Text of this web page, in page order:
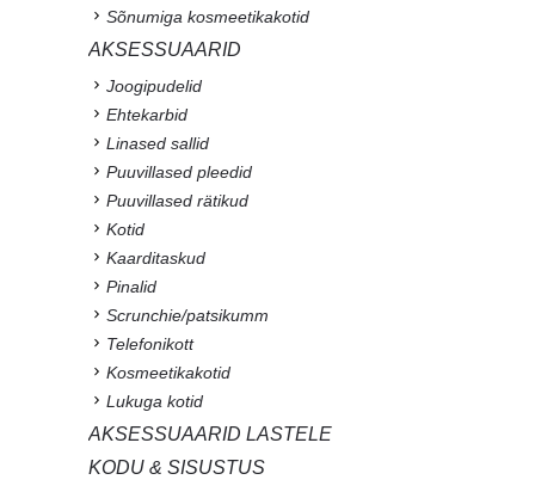
Sõnumiga kosmeetikakotid
AKSESSUAARID
Joogipudelid
Ehtekarbid
Linased sallid
Puuvillased pleedid
Puuvillased rätikud
Kotid
Kaarditaskud
Pinalid
Scrunchie/patsikumm
Telefonikott
Kosmeetikakotid
Lukuga kotid
AKSESSUAARID LASTELE
KODU & SISUSTUS